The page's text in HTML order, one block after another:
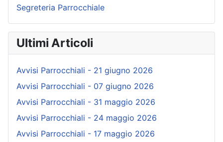
Segreteria Parrocchiale
Ultimi Articoli
Avvisi Parrocchiali - 21 giugno 2026
Avvisi Parrocchiali - 07 giugno 2026
Avvisi Parrocchiali - 31 maggio 2026
Avvisi Parrocchiali - 24 maggio 2026
Avvisi Parrocchiali - 17 maggio 2026